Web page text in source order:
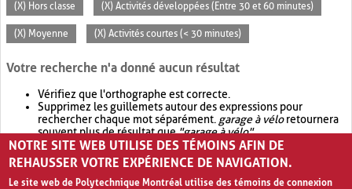
(X) Hors classe (X) Activités développées (Entre 30 et 60 minutes)
(X) Moyenne (X) Activités courtes (< 30 minutes)
Votre recherche n'a donné aucun résultat
Vérifiez que l'orthographe est correcte.
Supprimez les guillemets autour des expressions pour
rechercher chaque mot séparément. garage à véloretournera
souvent plus de résultat que"garage à vélo".
Envisagez d'élargir votre recherche avec OR.garage OR vélo
retournera souvent plus de résultat quegarage à vélo
NOTRE SITE WEB UTILISE DES TÉMOINS AFIN DE
REHAUSSER VOTRE EXPÉRIENCE DE NAVIGATION.
Le site web de Polytechnique Montréal utilise des témoins de connexion